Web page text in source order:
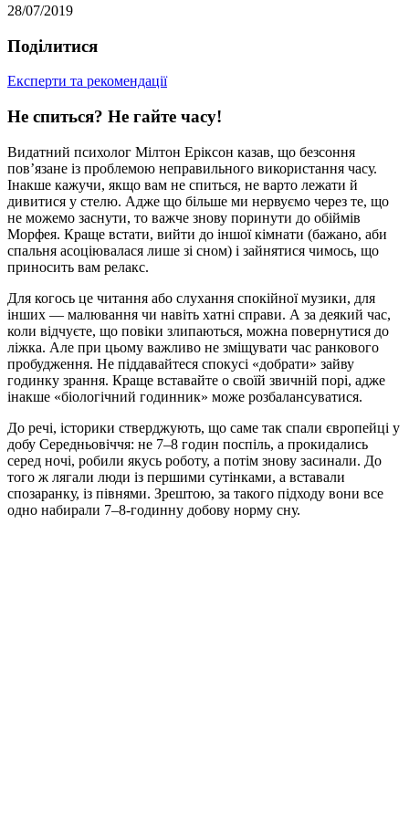
28/07/2019
Подiлитися
Експерти та рекомендації
Не спиться? Не гайте часу!
Видатний психолог Мілтон Еріксон казав, що безсоння
пов’язане із проблемою неправильного використання часу.
Інакше кажучи, якщо вам не спиться, не варто лежати й
дивитися у стелю. Адже що більше ми нервуємо через те, що
не можемо заснути, то важче знову поринути до обіймів
Морфея. Краще встати, вийти до іншої кімнати (бажано, аби
спальня асоціювалася лише зі сном) і зайнятися чимось, що
приносить вам релакс.
Для когось це читання або слухання спокійної музики, для
інших — малювання чи навіть хатні справи. А за деякий час,
коли відчуєте, що повіки злипаються, можна повернутися до
ліжка. Але при цьому важливо не зміщувати час ранкового
пробудження. Не піддавайтеся спокусі «добрати» зайву
годинку зрання. Краще вставайте о своїй звичній порі, адже
інакше «біологічний годинник» може розбалансуватися.
До речі, історики стверджують, що саме так спали європейці у
добу Середньовіччя: не 7–8 годин поспіль, а прокидались
серед ночі, робили якусь роботу, а потім знову засинали. До
того ж лягали люди із першими сутінками, а вставали
спозаранку, із півнями. Зрештою, за такого підходу вони все
одно набирали 7–8-годинну добову норму сну.